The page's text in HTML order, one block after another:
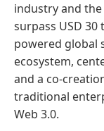
industry and
surpass USD 30
powered global
ecosystem,
and a co-
traditional
Web 3.0.